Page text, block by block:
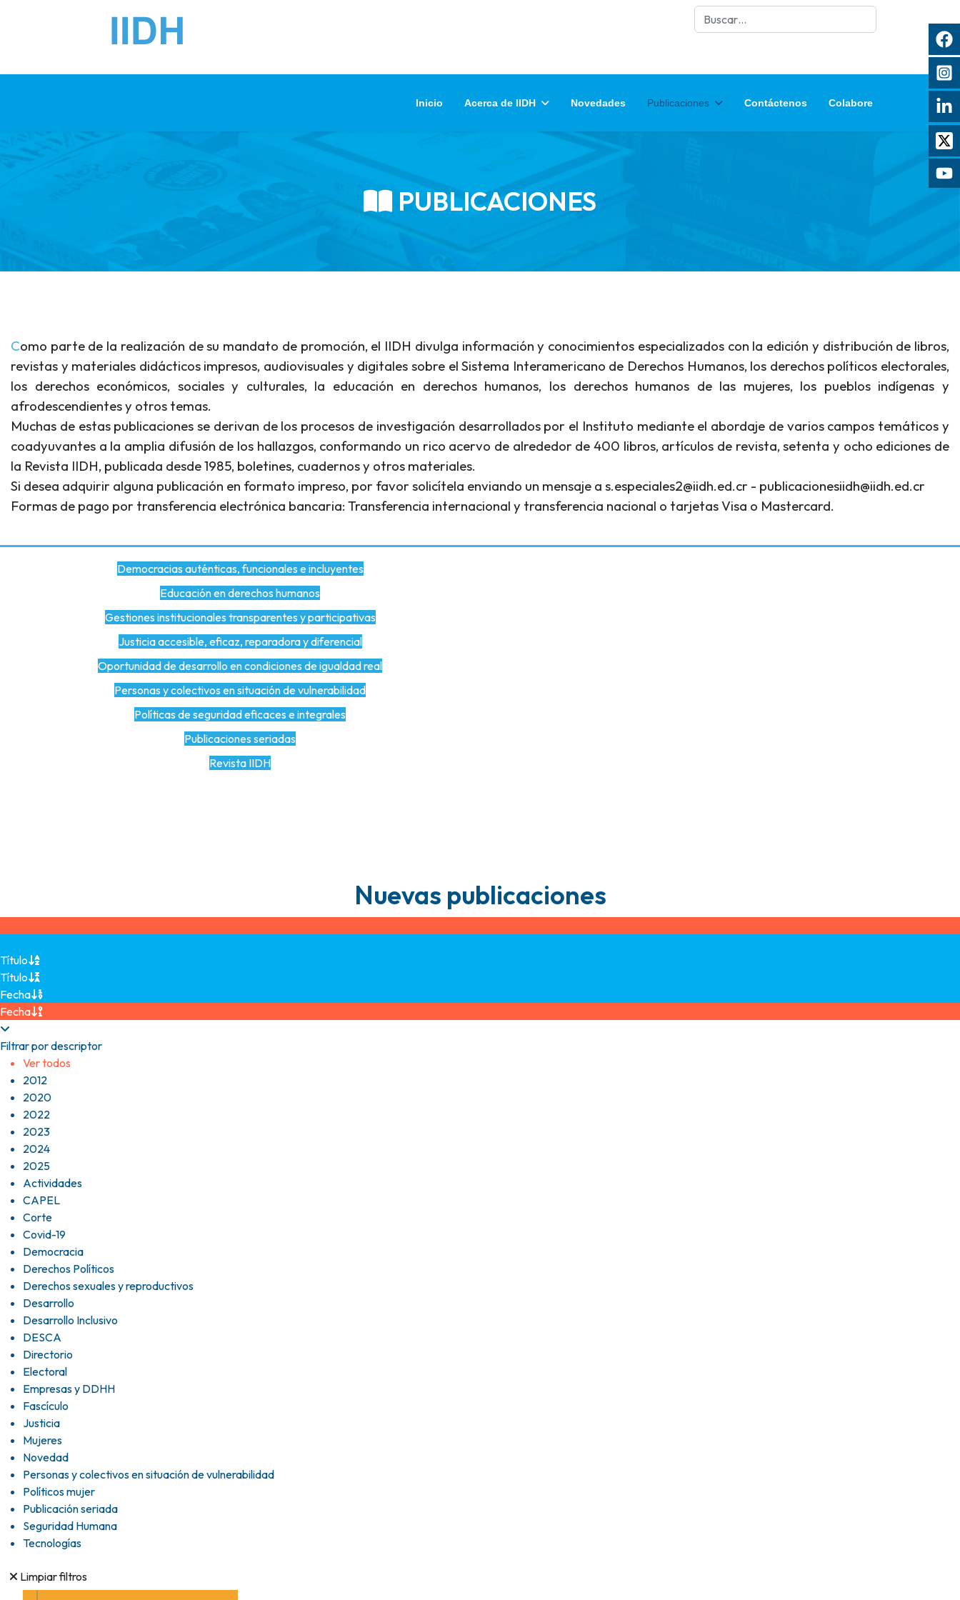
Buscar
Inicio Acerca de IIDH Novedades Publicaciones Contáctenos Colabore
PUBLICACIONES
Como parte de la realización de su mandato de promoción, el IIDH divulga información y conocimientos especializados con la edición y distribución de libros,
revistas y materiales didácticos impresos, audiovisuales y digitales sobre el Sistema Interamericano de Derechos Humanos, los derechos políticos electorales,
los derechos económicos, sociales y culturales, la educación en derechos humanos, los derechos humanos de las mujeres, los pueblos indígenas y
afrodescendientes y otros temas.
Muchas de estas publicaciones se derivan de los procesos de investigación desarrollados por el Instituto mediante el abordaje de varios campos temáticos y
coadyuvantes a la amplia difusión de los hallazgos, conformando un rico acervo de alrededor de 400 libros, artículos de revista, setenta y ocho ediciones de
la Revista IIDH, publicada desde 1985, boletines, cuadernos y otros materiales.
Si desea adquirir alguna publicación en formato impreso, por favor solicítela enviando un mensaje a s.especiales2@iidh.ed.cr - publicacionesiidh@iidh.ed.cr
Formas de pago por transferencia electrónica bancaria: Transferencia internacional y transferencia nacional o tarjetas Visa o Mastercard.
Democracias auténticas, funcionales e incluyentes
Educación en derechos humanos
Gestiones institucionales transparentes y participativas
Justicia accesible, eficaz, reparadora y diferencial
Oportunidad de desarrollo en condiciones de igualdad real
Personas y colectivos en situación de vulnerabilidad
Políticas de seguridad eficaces e integrales
Publicaciones seriadas
Revista IIDH
Nuevas publicaciones
Título
Título
Fecha
Fecha
Filtrar por descriptor
Ver todos
2012
2020
2022
2023
2024
2025
Actividades
CAPEL
Corte
Covid-19
Democracia
Derechos Políticos
Derechos sexuales y reproductivos
Desarrollo
Desarrollo Inclusivo
DESCA
Directorio
Electoral
Empresas y DDHH
Fascículo
Justicia
Mujeres
Novedad
Personas y colectivos en situación de vulnerabilidad
Políticos mujer
Publicación seriada
Seguridad Humana
Tecnologías
Limpiar filtros